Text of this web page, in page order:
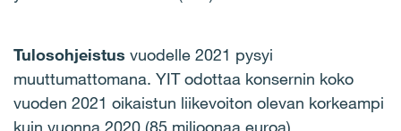
Tulosohjeistus vuodelle 2021 pysyi
muuttumattomana. YIT odottaa konsernin koko
vuoden 2021 oikaistun liikevoiton olevan korkeampi
kuin vuonna 2020 (85 miljoonaa euroa).